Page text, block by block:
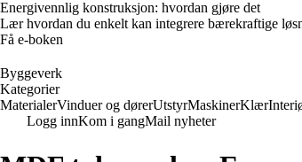
Energivennlig konstruksjon: hvordan gjøre det
Lær hvordan du enkelt kan integrere bærekraftige
Få e-boken
Byggeverk
Kategorier
MaterialerVinduer og dørerUtstyrMaskinerKlær
Logg innKom i gangMail nyheter